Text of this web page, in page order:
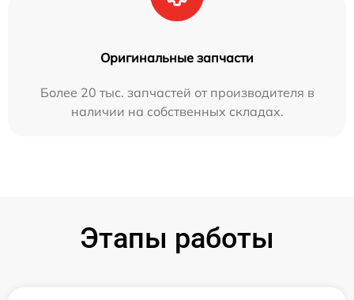
Оригинальные запчасти
Более 20 тыс. запчастей от производителя в
наличии на собственных складах.
Этапы работы